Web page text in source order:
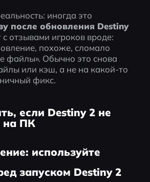
иногда это
после обновления Destiny
с отзывами игроков вроде:
похоже, сломало
файлы». Обычно это снова
или кэш, а не на какой-то
фикс.
если Destiny 2 не
на ПК
используйте
запуском Destiny 2